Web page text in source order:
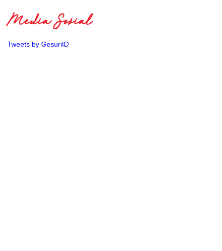
Media Sosial
Tweets by GesuriID